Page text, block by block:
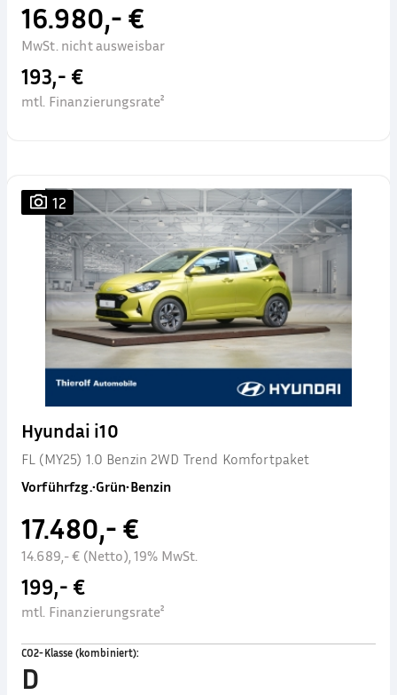
16.980,- €
MwSt. nicht ausweisbar
193,- €
mtl. Finanzierungsrate²
12
Hyundai i10
FL (MY25) 1.0 Benzin 2WD Trend Komfortpaket
Vorführfzg.•Grün•Benzin
17.480,- €
14.689,- € (Netto), 19% MwSt.
199,- €
mtl. Finanzierungsrate²
CO2-Klasse (kombiniert):
D